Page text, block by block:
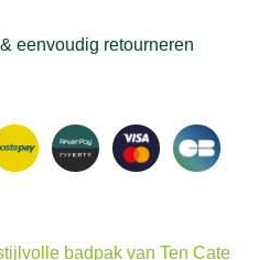
eenvoudig retourneren
badpak van Ten Cate